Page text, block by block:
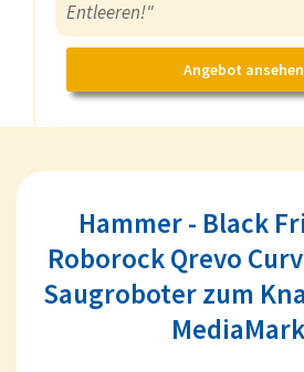
Entleeren!"
Angebot
Hammer - Black
Roborock Qrevo
Saugroboter zum